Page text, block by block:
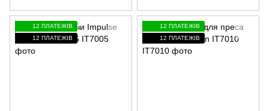
12 ПЛАТЕЖІВ
12 ПЛАТЕЖІВ
12 ПЛАТЕЖІВ
12 ПЛАТЕЖІВ